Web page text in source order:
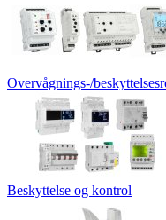
Overvågnings-/
Beskyttelse og kontrol